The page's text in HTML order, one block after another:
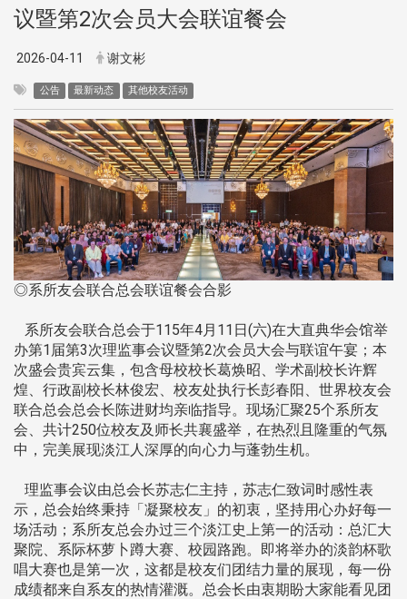
议暨第2次会员大会联谊餐会
2026-04-11 谢文彬
公告 最新动态 其他校友活动
◎系所友会联合总会联谊餐会合影
系所友会联合总会于115年4月11日(六)在大直典华会馆举
办第1届第3次理监事会议暨第2次会员大会与联谊午宴；本
次盛会贵宾云集，包含母校校长葛焕昭、学术副校长许辉
煌、行政副校长林俊宏、校友处执行长彭春阳、世界校友会
联合总会总会长陈进财均亲临指导。现场汇聚25个系所友
会、共计250位校友及师长共襄盛举，在热烈且隆重的气氛
中，完美展现淡江人深厚的向心力与蓬勃生机。
理监事会议由总会长苏志仁主持，苏志仁致词时感性表
示，总会始终秉持「凝聚校友」的初衷，坚持用心办好每一
场活动；系所友总会办过三个淡江史上第一的活动：总汇大
聚院、系际杯萝卜蹲大赛、校园路跑。即将举办的淡韵杯歌
唱大赛也是第一次，这都是校友们团结力量的展现，每一份
成绩都来自系友的热情灌溉。总会长由衷期盼大家能看见团